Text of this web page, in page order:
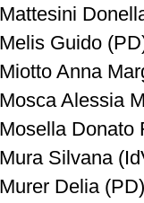
Mattesini
Melis Guido
Miotto Anna
Mosca Alessia
Mosella
Mura Silvana
Murer Delia